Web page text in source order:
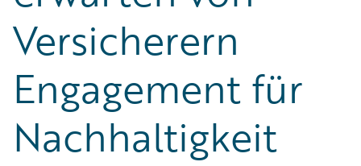
Versicherern
Engagement für
Nachhaltigkeit